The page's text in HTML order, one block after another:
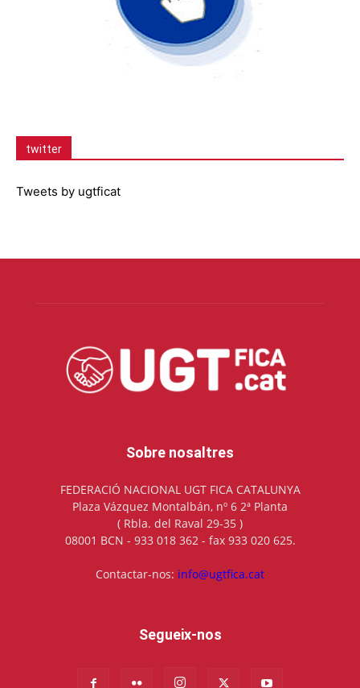
twitter
Tweets by ugtficat
Sobre nosaltres
FEDERACIÓ NACIONAL UGT FICA CATALUNYA
Plaza Vázquez Montalbán, nº 6 2ª Planta
( Rbla. del Raval 29-35 )
08001 BCN - 933 018 362 - fax 933 020 625.
Contactar-nos: info@ugtfica.cat
Segueix-nos